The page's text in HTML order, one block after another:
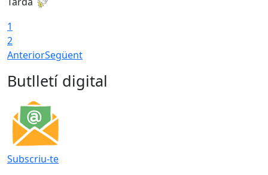
1
2
AnteriorSegüent
Butlletí digital
Subscriu-te